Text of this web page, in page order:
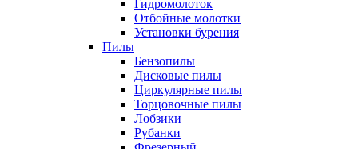
Гидромолоток
Отбойные молотки
Установки бурения
Пилы
Бензопилы
Дисковые пилы
Циркулярные пилы
Торцовочные пилы
Лобзики
Рубанки